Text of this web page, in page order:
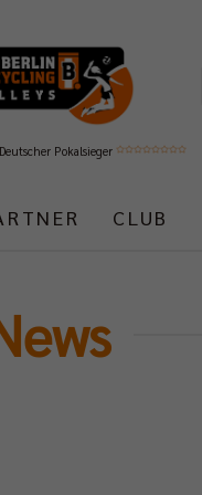
Deutscher Pokalsieger
CLUB